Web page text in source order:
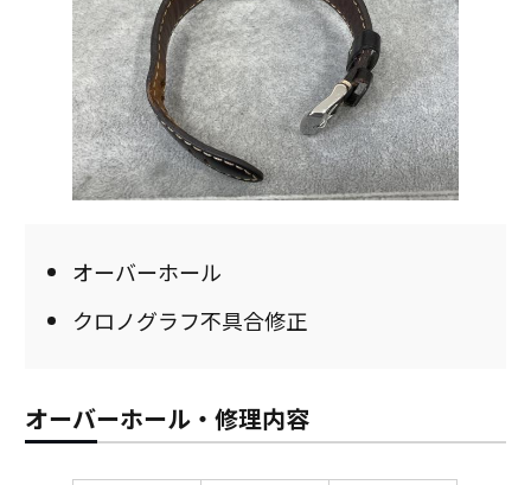
オーバーホール
クロノグラフ不具合修正
オーバーホール・修理内容